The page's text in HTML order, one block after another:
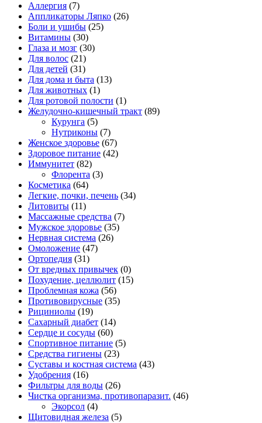
Аллергия (7)
Аппликаторы Ляпко (26)
Боли и ушибы (25)
Витамины (30)
Глаза и мозг (30)
Для волос (21)
Для детей (31)
Для дома и быта (13)
Для животных (1)
Для ротовой полости (1)
Желудочно-кишечный тракт (89)
Курунга (5)
Нутриконы (7)
Женское здоровье (67)
Здоровое питание (42)
Иммунитет (82)
Флорента (3)
Косметика (64)
Легкие, почки, печень (34)
Литовиты (11)
Массажные средства (7)
Мужское здоровье (35)
Нервная система (26)
Омоложение (47)
Ортопедия (31)
От вредных привычек (0)
Похудение, целлюлит (15)
Проблемная кожа (56)
Противовирусные (35)
Рициниолы (19)
Сахарный диабет (14)
Сердце и сосуды (60)
Спортивное питание (5)
Средства гигиены (23)
Суставы и костная система (43)
Удобрения (16)
Фильтры для воды (26)
Чистка организма, противопаразит. (46)
Экорсол (4)
Щитовидная железа (5)